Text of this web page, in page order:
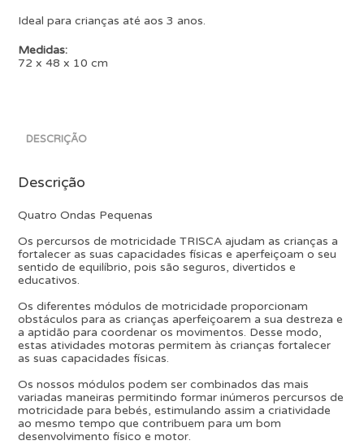
Ideal para crianças até aos 3 anos.
Medidas:
72 x 48 x 10 cm
DESCRIÇÃO
Descrição
Quatro Ondas Pequenas
Os percursos de motricidade TRISCA ajudam as crianças a
fortalecer as suas capacidades físicas e aperfeiçoam o seu
sentido de equilíbrio, pois são seguros, divertidos e
educativos.
Os diferentes módulos de motricidade proporcionam
obstáculos para as crianças aperfeiçoarem a sua destreza e
a aptidão para coordenar os movimentos. Desse modo,
estas atividades motoras permitem às crianças fortalecer
as suas capacidades físicas.
Os nossos módulos podem ser combinados das mais
variadas maneiras permitindo formar inúmeros percursos de
motricidade para bebés, estimulando assim a criatividade
ao mesmo tempo que contribuem para um bom
desenvolvimento físico e motor.